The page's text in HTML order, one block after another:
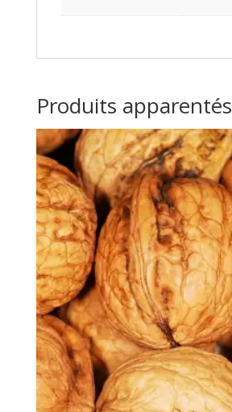
Produits apparentés